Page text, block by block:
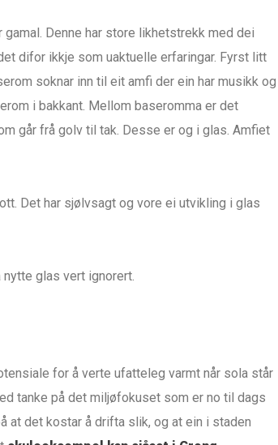
Denne har store likhetstrekk med dei
difor ikkje som uaktuelle erfaringar. Fyrst litt
soknar inn til eit amfi der ein har musikk og
i bakkant. Mellom baseromma er det
går frå golv til tak. Desse er og i glas. Amfiet
Det har sjølvsagt og vore ei utvikling i glas
glas vert ignorert.
for å verte ufatteleg varmt når sola står
tanke på det miljøfokuset som er no til dags
at det kostar å drifta slik, og at ein i staden